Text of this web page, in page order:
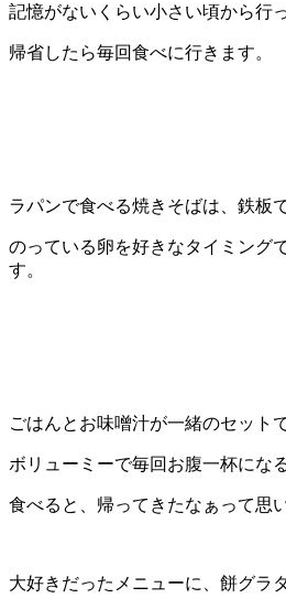
記憶がないくらい小さい頃から行
帰省したら毎回食べに行きます。
ラパンで食べる焼きそばは、鉄板
のっている卵を好きなタイミング
す。
ごはんとお味噌汁が一緒のセット
ボリューミーで毎回お腹一杯にな
食べると、帰ってきたなぁって思
大好きだったメニューに、餅グラ